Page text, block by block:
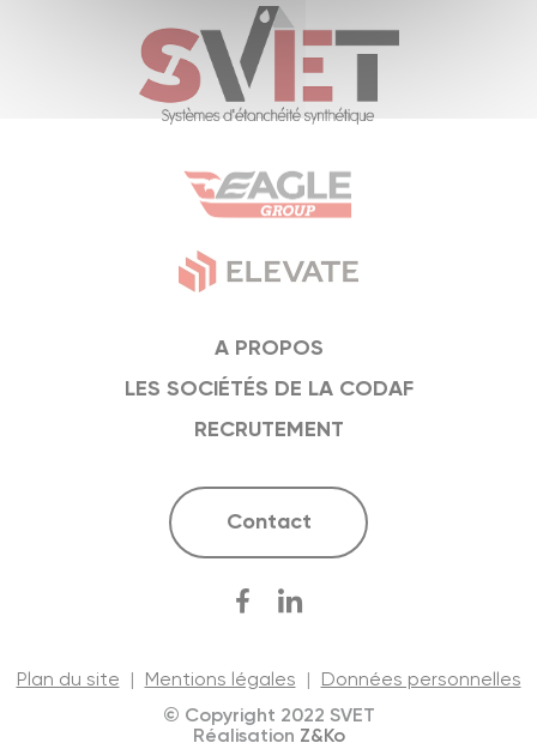
A PROPOS
LES SOCIÉTÉS DE LA CODAF
RECRUTEMENT
Contact
© Copyright 2022 SVET
Réalisation Z&Ko
Plan du site Mentions légales Données personnelles